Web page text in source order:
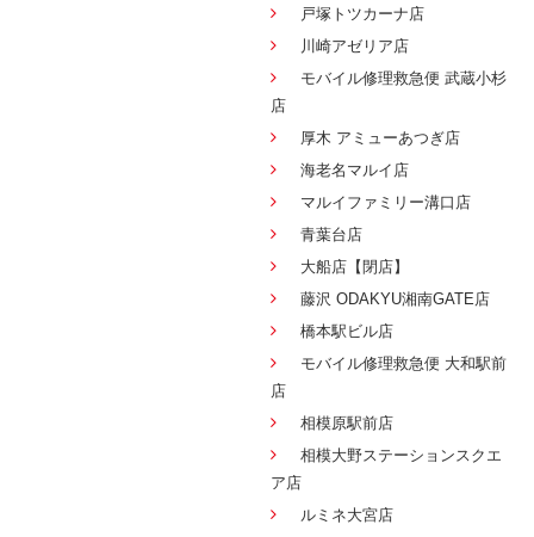
戸塚トツカーナ店
川崎アゼリア店
モバイル修理救急便 武蔵小杉
店
厚木 アミューあつぎ店
海老名マルイ店
マルイファミリー溝口店
青葉台店
大船店【閉店】
藤沢 ODAKYU湘南GATE店
橋本駅ビル店
モバイル修理救急便 大和駅前
店
相模原駅前店
相模大野ステーションスクエ
ア店
ルミネ大宮店